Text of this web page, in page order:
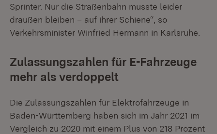
Sprinter. Nur die Straßenbahn musste leider
draußen bleiben – auf ihrer Schiene“, so
Verkehrsminister Winfried Hermann in Karlsruhe.
Zulassungszahlen für E-Fahrzeuge
mehr als verdoppelt
Die Zulassungszahlen für Elektrofahrzeuge in
Baden-Württemberg haben sich im Jahr 2021 im
Vergleich zu 2020 mit einem Plus von 218 Prozent